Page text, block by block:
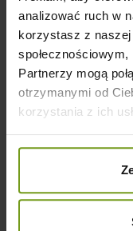
analizować ruch w
korzystasz z
Partnerzy mogą
otrzymanymi od
korzystania z ich